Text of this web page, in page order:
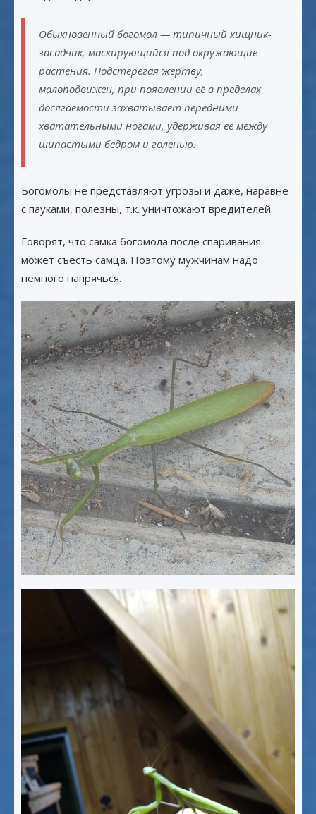
Обыкновенный богомол — типичный хищник-
засадчик, маскирующийся под окружающие
растения. Подстерегая жертву,
малоподвижен, при появлении её в пределах
досягаемости захватывает передними
хватательными ногами, удерживая её между
шипастыми бедром и голенью.
Богомолы не представляют угрозы и даже, наравне
с пауками, полезны, т.к. уничтожают вредителей.
Говорят, что самка богомола после спаривания
может съесть самца. Поэтому мужчинам надо
немного напрячься.